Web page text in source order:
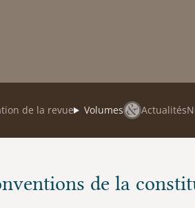
de la revue Volumes Actualités
de la